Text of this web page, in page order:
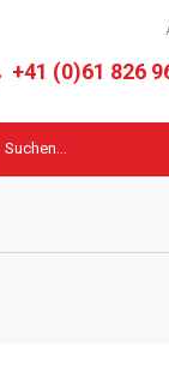
+41 (0)61 826